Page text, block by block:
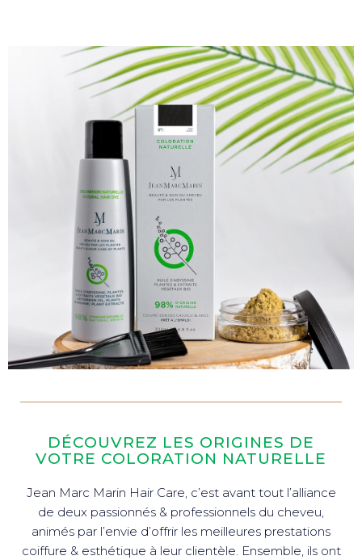
DÉCOUVREZ LES ORIGINES DE
VOTRE COLORATION NATURELLE
Jean Marc Marin Hair Care, c’est avant tout l’alliance
de deux passionnés & professionnels du cheveu,
animés par l’envie d’offrir les meilleures prestations
coiffure & esthétique à leur clientèle. Ensemble, ils ont